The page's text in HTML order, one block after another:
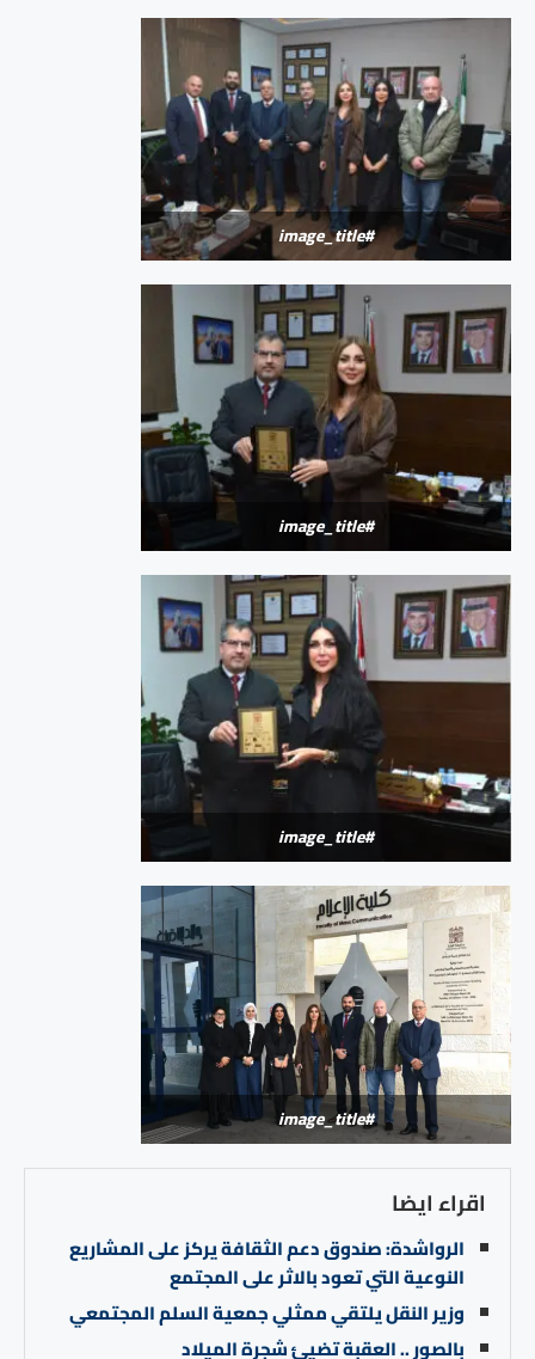
#image_title
#image_title
#image_title
#image_title
اقراء ايضا
الرواشدة: صندوق دعم الثقافة يركز على المشاريع
النوعية التي تعود بالاثر على المجتمع
وزير النقل يلتقي ممثلي جمعية السلم المجتمعي
بالصور .. العقبة تضيئ شجرة الميلاد